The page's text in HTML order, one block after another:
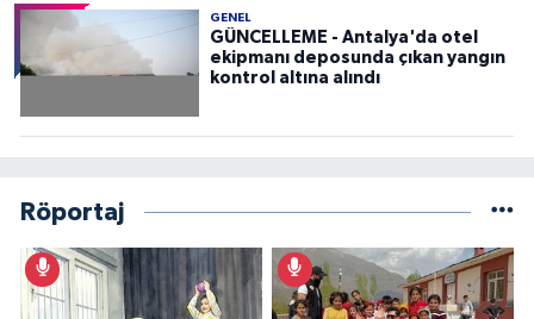
GENEL
GÜNCELLEME - Antalya'da otel
ekipmanı deposunda çıkan yangın
kontrol altına alındı
Röportaj